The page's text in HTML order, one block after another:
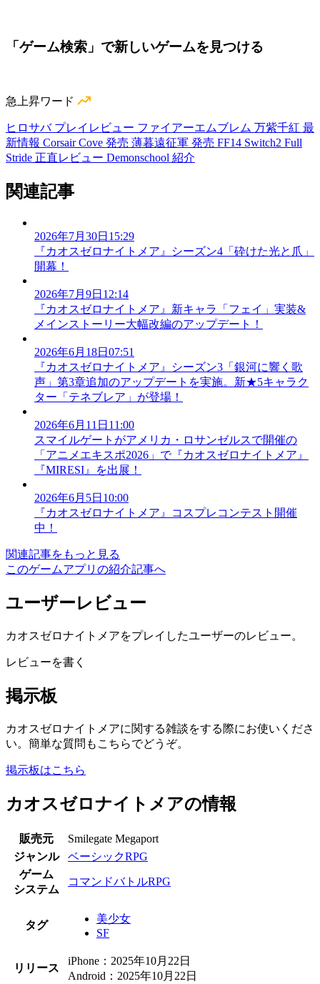
「ゲーム検索」で新しいゲームを見つける
急上昇ワード
ヒロサバ プレイレビュー ファイアーエムブレム 万紫千紅 最
新情報 Corsair Cove 発売 薄暮遠征軍 発売 FF14 Switch2 Full
Stride 正直レビュー Demonschool 紹介
関連記事
2026年7月30日15:29
『カオスゼロナイトメア』シーズン4「砕けた光と爪」
開幕！
2026年7月9日12:14
『カオスゼロナイトメア』新キャラ「フェイ」実装&
メインストーリー大幅改編のアップデート！
2026年6月18日07:51
『カオスゼロナイトメア』シーズン3「銀河に響く歌
声」第3章追加のアップデートを実施。新★5キャラク
ター「テネブレア」が登場！
2026年6月11日11:00
スマイルゲートがアメリカ・ロサンゼルスで開催の
「アニメエキスポ2026」で『カオスゼロナイトメア』
『MIRESI』を出展！
2026年6月5日10:00
『カオスゼロナイトメア』コスプレコンテスト開催
中！
関連記事をもっと見る
このゲームアプリの紹介記事へ
ユーザーレビュー
カオスゼロナイトメアをプレイしたユーザーのレビュー。
レビューを書く
掲示板
カオスゼロナイトメアに関する雑談をする際にお使いくださ
い。簡単な質問もこちらでどうぞ。
掲示板はこちら
カオスゼロナイトメアの情報
販売元
Smilegate Megaport
ジャンル
ベーシックRPG
ゲーム
システム
コマンドバトルRPG
タグ
美少女
SF
リリース
iPhone：2025年10月22日
Android：2025年10月22日